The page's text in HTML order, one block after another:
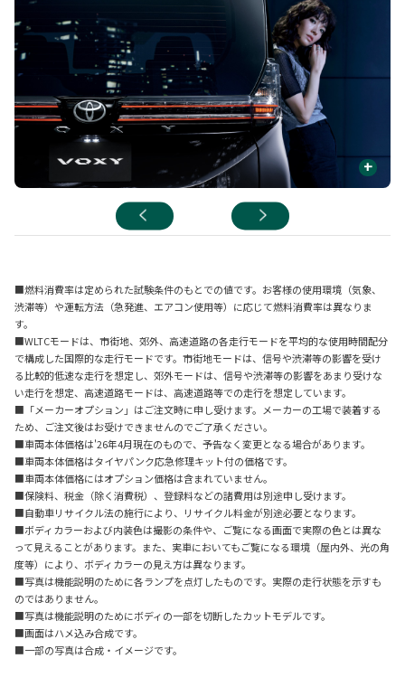
+
■燃料消費率は定められた試験条件のもとでの値です。お客様の使用環境（気象、
渋滞等）や運転方法（急発進、エアコン使用等）に応じて燃料消費率は異なりま
す。
■WLTCモードは、市街地、郊外、高速道路の各走行モードを平均的な使用時間配分
で構成した国際的な走行モードです。市街地モードは、信号や渋滞等の影響を受け
る比較的低速な走行を想定し、郊外モードは、信号や渋滞等の影響をあまり受けな
い走行を想定、高速道路モードは、高速道路等での走行を想定しています。
■「メーカーオプション」はご注文時に申し受けます。メーカーの工場で装着する
ため、ご注文後はお受けできませんのでご了承ください。
■車両本体価格は'26年4月現在のもので、予告なく変更となる場合があります。
■車両本体価格はタイヤパンク応急修理キット付の価格です。
■車両本体価格にはオプション価格は含まれていません。
■保険料、税金（除く消費税）、登録料などの諸費用は別途申し受けます。
■自動車リサイクル法の施行により、リサイクル料金が別途必要となります。
■ボディカラーおよび内装色は撮影の条件や、ご覧になる画面で実際の色とは異な
って見えることがあります。また、実車においてもご覧になる環境（屋内外、光の角
度等）により、ボディカラーの見え方は異なります。
■写真は機能説明のために各ランプを点灯したものです。実際の走行状態を示すも
のではありません。
■写真は機能説明のためにボディの一部を切断したカットモデルです。
■画面はハメ込み合成です。
■一部の写真は合成・イメージです。